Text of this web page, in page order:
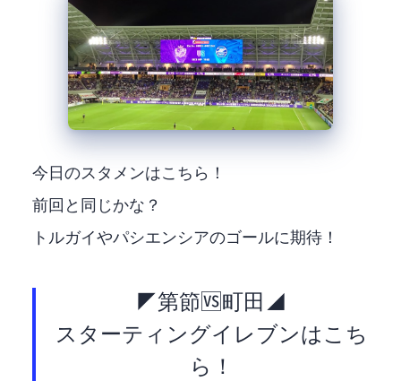
今日のスタメンはこちら！
前回と同じかな？
トルガイやパシエンシアのゴールに期待！
◤J1第32節🆚町田◢
スターティングイレブンはこち
ら！